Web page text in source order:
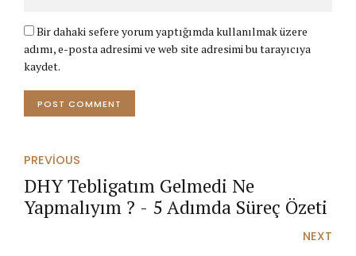
Bir dahaki sefere yorum yaptığımda kullanılmak üzere
adımı, e-posta adresimi ve web site adresimi bu tarayıcıya
kaydet.
POST COMMENT
PREVIOUS
DHY Tebligatım Gelmedi Ne
Yapmalıyım ? - 5 Adımda Süreç Özeti
NEXT